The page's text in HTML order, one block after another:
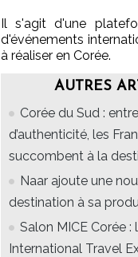
Il s'agit d'une
d'événements
à réaliser en Corée.
AUTRES
Corée du Sud :
d’authenticité, les
succombent à la
Naar ajoute une
destination à sa
Salon MICE Corée :
International Travel